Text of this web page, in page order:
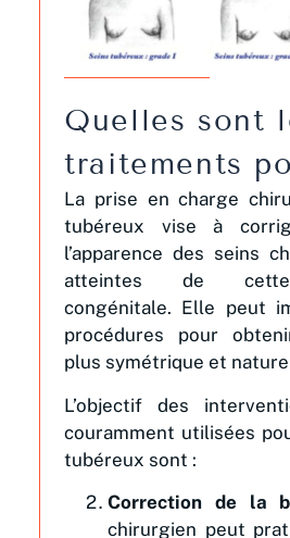
Quelles sont
traitements
La prise en charge
tubéreux vise à
l’apparence des seins
atteintes de cette
congénitale. Elle peut
procédures pour
plus symétrique et
L’objectif des
couramment utilisées
tubéreux sont :
Correction de la
chirurgien peut